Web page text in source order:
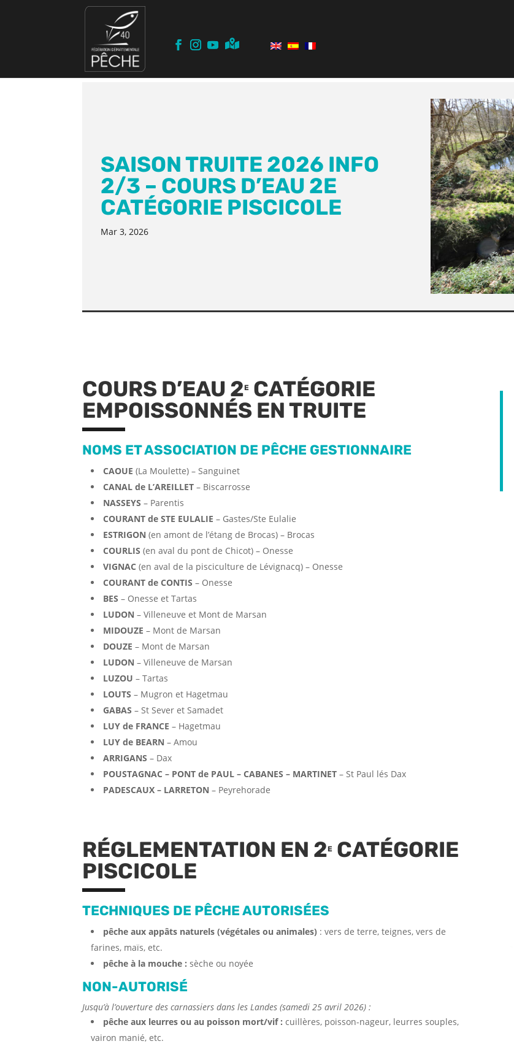
SAISON TRUITE 2026 INFO
2/3 – COURS D’EAU 2E
CATÉGORIE PISCICOLE
Mar 3, 2026
COURS D’EAU 2E CATÉGORIE
EMPOISSONNÉS EN TRUITE
NOMS ET ASSOCIATION DE PÊCHE GESTIONNAIRE
CAOUE(La Moulette) – Sanguinet
CANAL de L’AREILLET – Biscarrosse
NASSEYS – Parentis
COURANT de STE EULALIE – Gastes/Ste Eulalie
ESTRIGON (en amont de l’étang de Brocas) – Brocas
COURLIS (en aval du pont de Chicot) – Onesse
VIGNAC (en aval de la pisciculture de Lévignacq) – Onesse
COURANT de CONTIS – Onesse
BES – Onesse et Tartas
LUDON – Villeneuve et Mont de Marsan
MIDOUZE – Mont de Marsan
DOUZE – Mont de Marsan
LUDON – Villeneuve de Marsan
LUZOU – Tartas
LOUTS – Mugron et Hagetmau
GABAS – St Sever et Samadet
LUY de FRANCE – Hagetmau
LUY de BEARN – Amou
ARRIGANS – Dax
POUSTAGNAC – PONT de PAUL – CABANES – MARTINET – St Paul lés Dax
PADESCAUX – LARRETON – Peyrehorade
RÉGLEMENTATION EN 2E CATÉGORIE
PISCICOLE
TECHNIQUES DE PÊCHE AUTORISÉES
pêche aux appâts naturels (végétales ou animales) : vers de terre, teignes, vers de
farines, maïs, etc.
pêche à la mouche : sèche ou noyée
NON-AUTORISÉ
Jusqu’à l’ouverture des carnassiers dans les Landes (samedi 25 avril 2026) :
pêche aux leurres ou au poisson mort/vif : cuillères, poisson-nageur, leurres souples,
vairon manié, etc.